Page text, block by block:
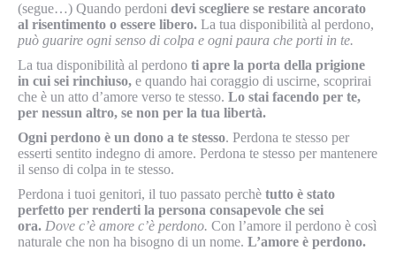
(segue…) Quando perdoni devi scegliere se restare ancorato
al risentimento o essere libero. La tua disponibilità al perdono,
può guarire ogni senso di colpa e ogni paura che porti in te.
La tua disponibilità al perdono ti apre la porta della prigione
in cui sei rinchiuso, e quando hai coraggio di uscirne, scoprirai
che è un atto d’amore verso te stesso. Lo stai facendo per te,
per nessun altro, se non per la tua libertà.
Ogni perdono è un dono a te stesso. Perdona te stesso per
esserti sentito indegno di amore. Perdona te stesso per mantenere
il senso di colpa in te stesso.
Perdona i tuoi genitori, il tuo passato perchè tutto è stato
perfetto per renderti la persona consapevole che sei
ora. Dove c’è amore c’è perdono. Con l’amore il perdono è così
naturale che non ha bisogno di un nome. L’amore è perdono.